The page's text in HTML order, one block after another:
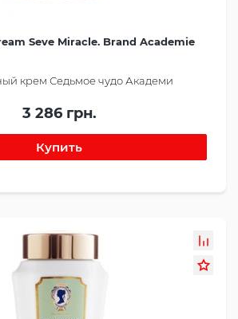
Seve Miracle. Brand Academie
крем Седьмое чудо Академи
3 286 грн.